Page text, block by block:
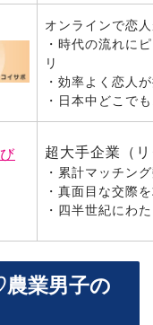
オンラインで恋
・時代の流れに
リ
・効率よく恋人
・日本中どこで
超大手企業（
・累計マッチン
・真面目な交際
・四半世紀にわ
業男子の